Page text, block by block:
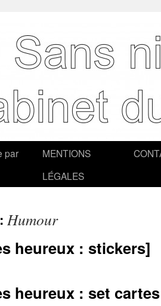
par
MENTIONS
LÉGALES
Humour
heureux : stickers]
heureux : set